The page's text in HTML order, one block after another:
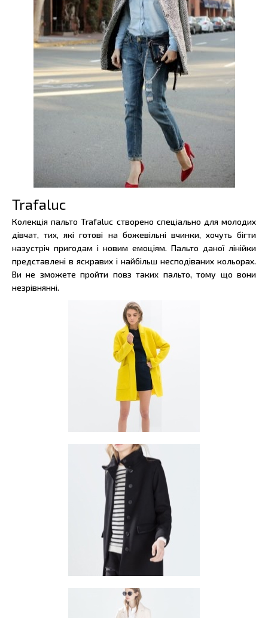
Trafaluc
Колекція пальто Trafaluc створено спеціально для молодих
дівчат, тих, які готові на божевільні вчинки, хочуть бігти
назустріч пригодам і новим емоціям. Пальто даної лінійки
представлені в яскравих і найбільш несподіваних кольорах.
Ви не зможете пройти повз таких пальто, тому що вони
незрівнянні.